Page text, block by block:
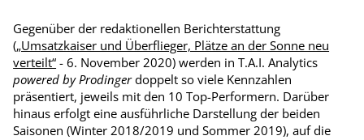
Gegenüber der redaktionellen Berichterstattung
(„Umsatzkaiser und Überflieger, Plätze an der Sonne neu
verteilt“ - 6. November 2020) werden in T.A.I. Analytics
powered by Prodingerdoppelt so viele Kennzahlen
präsentiert, jeweils mit den 10 Top-Performern. Darüber
hinaus erfolgt eine ausführliche Darstellung der beiden
Saisonen (Winter 2018/2019 und Sommer 2019), auf die